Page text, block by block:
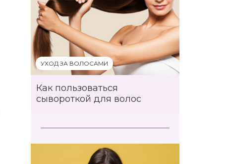
УХОД ЗА ВОЛОСАМИ
Как пользоваться
сывороткой для волос